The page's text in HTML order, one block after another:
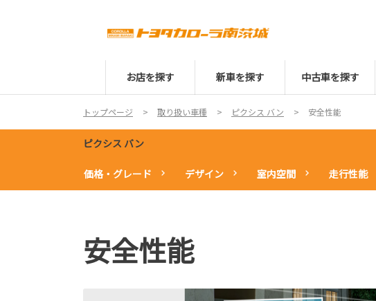
お店を探す 新車を探す 中古車を探す
トップページ 取り扱い車種 ピクシス バン 安全性能
ピクシス バン
価格・グレード デザイン 室内空間 走行性能
安全性能